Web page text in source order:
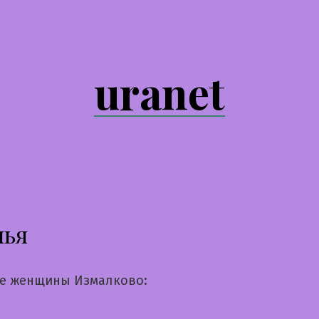
uranet
женщины Измалково: